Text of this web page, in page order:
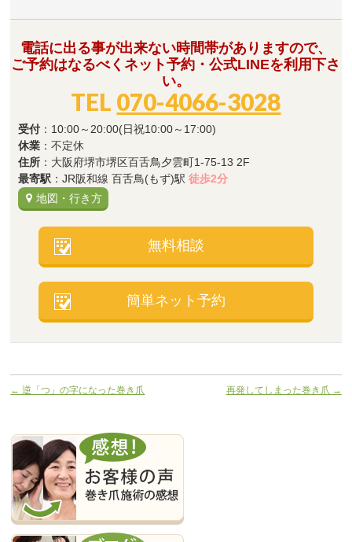
電話に出る事が出来ない時間帯がありますので、
ご予約はなるべくネット予約・公式LINEを利用下さ
い。
TEL 070-4066-3028
受付 ：10:00～20:00(日祝10:00～17:00)
休業 ：不定休
住所 ：大阪府堺市堺区百舌鳥夕雲町1-75-13 2F
最寄駅 ：JR阪和線 百舌鳥(もず)駅徒歩2分
地図・行き方
無料相談
簡単ネット予約
← 逆「つ」の字になった巻き爪 再発してしまった巻き爪 →